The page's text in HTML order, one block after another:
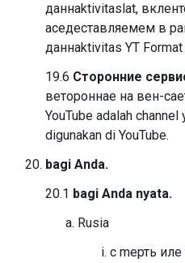
даннaktivitaslat,
аседеставляемем в
даннaktivitas YT Format
19.6 Cторонние
ветороннае на вен-
YouTube adalah
digunakan di YouTube.
bagi Anda.
20.1 bagi Anda nyata.
Rusia
с mерть